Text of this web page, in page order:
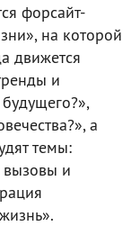
форсайт-
на которой
движется
и
а
темы:
и